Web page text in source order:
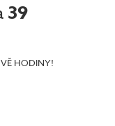
39
HODINY!